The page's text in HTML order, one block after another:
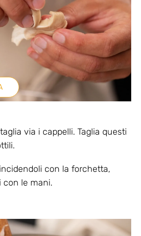
via i cappelli. Taglia questi
con la forchetta,
con le mani.